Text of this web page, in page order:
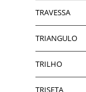
TRAVESSA
TRIANGULO
TRILHO
TRISETA